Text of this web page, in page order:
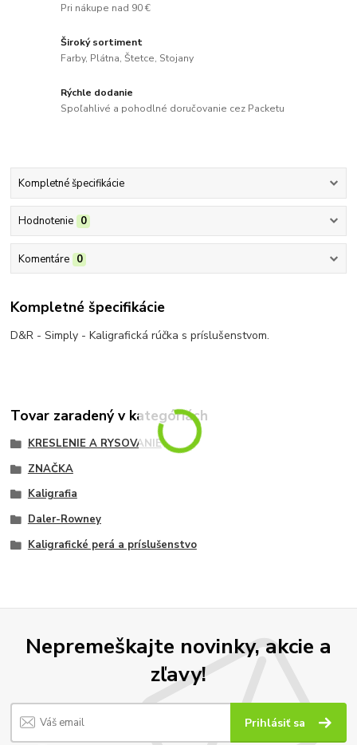
Pri nákupe nad 90 €
Široký sortiment
Farby, Plátna, Štetce, Stojany
Rýchle dodanie
Spoľahlivé a pohodlné doručovanie cez Packetu
Kompletné špecifikácie
Hodnotenie 0
Komentáre 0
Kompletné špecifikácie
D&R - Simply - Kaligrafická rúčka s príslušenstvom.
Tovar zaradený v kategóriách
KRESLENIE A RYSOVANIE
ZNAČKA
Kaligrafia
Daler-Rowney
Kaligrafické perá a príslušenstvo
Nepremeškajte novinky, akcie a
zľavy!
Prihlásiť sa